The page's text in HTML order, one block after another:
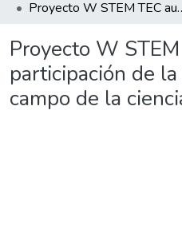
Proyecto W STEM TEC aumenta
Proyecto W
participación de
campo de la